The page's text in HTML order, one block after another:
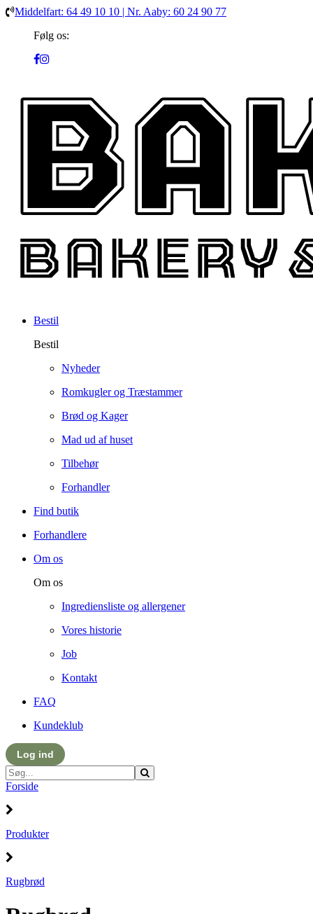
Middelfart: 64 49 10 10 | Nr. Aaby: 60 24 90 77
Følg os:
Bestil
Bestil
Nyheder
Romkugler og Træstammer
Brød og Kager
Mad ud af huset
Tilbehør
Forhandler
Find butik
Forhandlere
Om os
Om os
Ingrediensliste og allergener
Vores historie
Job
Kontakt
FAQ
Kundeklub
Log ind
Forside
Produkter
Rugbrød